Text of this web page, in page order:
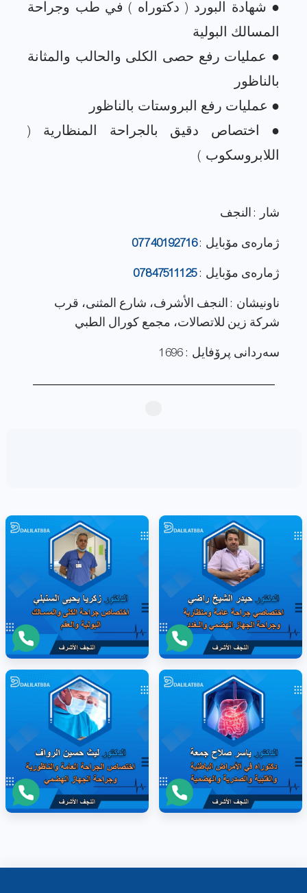
● شهادة البورد ( دكتوراه ) في طب وجراحة
● عمليات رفع حصى الكلى والحالب والمثانة
● اختصاص دقيق بالجراحة المنظارية (
شار : النجف
ژماره‌ی مۆبایل :07740192716
ژماره‌ی مۆبایل :07847511125
ناونيشان : النجف الأشرف، شارع المثنى، قرب
شركة زين للاتصالات، مجمع كورال الطبي
سەردانی پرۆفایل : 1696